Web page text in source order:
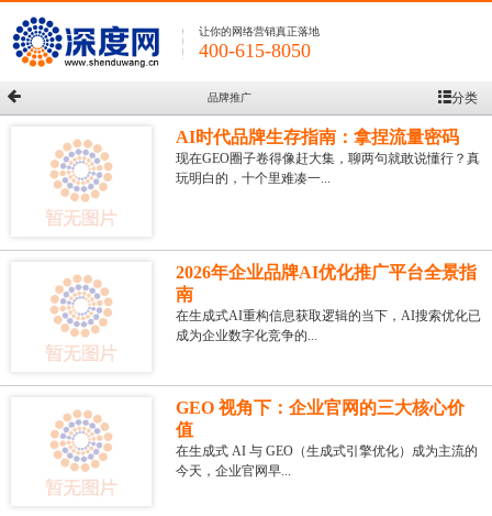
让你的网络营销真正落地
400-615-8050
品牌推广 分类
AI时代品牌生存指南：拿捏流量密码
现在GEO圈子卷得像赶大集，聊两句就敢说懂行？真
玩明白的，十个里难凑一...
2026年企业品牌AI优化推广平台全景指
南
在生成式AI重构信息获取逻辑的当下，AI搜索优化已
成为企业数字化竞争的...
GEO 视角下：企业官网的三大核心价
值
在生成式 AI 与 GEO（生成式引擎优化）成为主流的
今天，企业官网早...